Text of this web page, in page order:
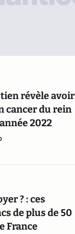
révèle avoir
cancer du rein
2022
? : ces
de plus de 50
France